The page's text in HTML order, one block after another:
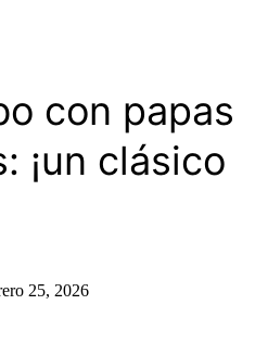
con papas
¡un clásico
25, 2026